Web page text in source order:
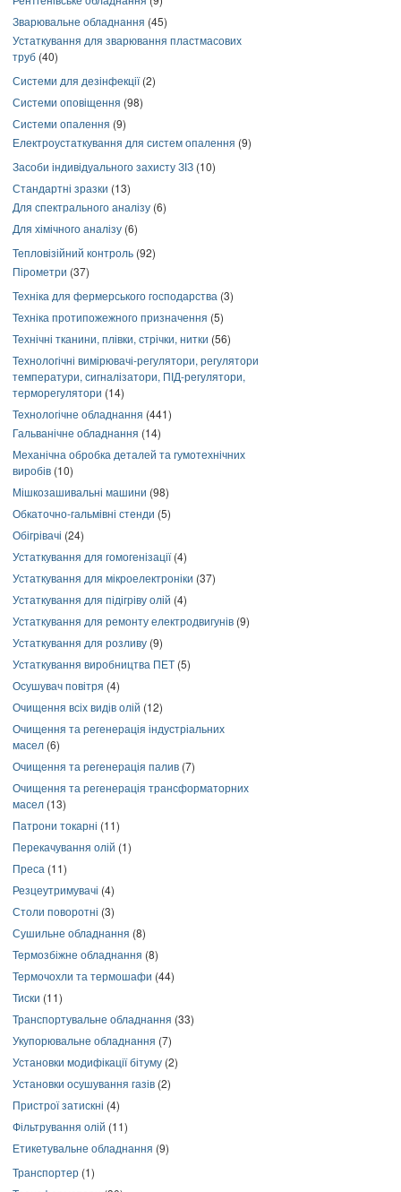
Зварювальне обладнання (45)
Устаткування для зварювання пластмасових
труб (40)
Системи для дезінфекції(2)
Системи оповіщення (98)
Системи опалення (9)
Електроустаткування для систем опалення (9)
Засоби індивідуального захисту ЗІЗ (10)
Стандартні зразки (13)
Для спектрального аналізу (6)
Для хімічного аналізу (6)
Тепловізійний контроль (92)
Пірометри (37)
Техніка для фермерського господарства (3)
Техніка протипожежного призначення (5)
Технічні тканини, плівки, стрічки, нитки (56)
Технологічні вимірювачі-регулятори, регулятори
температури, сигналізатори, ПІД-регулятори,
терморегулятори (14)
Технологічне обладнання (441)
Гальванічне обладнання (14)
Механічна обробка деталей та гумотехнічних
виробів (10)
Мішкозашивальні машини (98)
Обкаточно-гальмівні стенди (5)
Обігрівачі (24)
Устаткування для гомогенізації(4)
Устаткування для мікроелектроніки (37)
Устаткування для підігріву олій (4)
Устаткування для ремонту електродвигунів (9)
Устаткування для розливу (9)
Устаткування виробництва ПЕТ (5)
Осушувач повітря (4)
Очищення всіх видів олій (12)
Очищення та регенерація індустріальних
масел (6)
Очищення та регенерація палив (7)
Очищення та регенерація трансформаторних
масел (13)
Патрони токарні (11)
Перекачування олій (1)
Преса (11)
Резцеутримувачі (4)
Столи поворотні (3)
Сушильне обладнання (8)
Термозбіжне обладнання (8)
Термочохли та термошафи (44)
Тиски (11)
Транспортувальне обладнання (33)
Укупорювальне обладнання (7)
Установки модифікації бітуму (2)
Установки осушування газів (2)
Пристрої затискні (4)
Фільтрування олій (11)
Етикетувальне обладнання (9)
Транспортер (1)